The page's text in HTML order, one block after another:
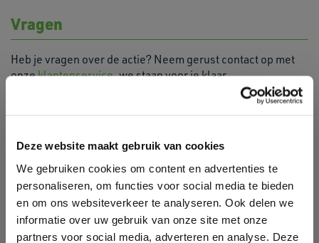
Deze website maakt gebruik van cookies
We gebruiken cookies om content en advertenties te
personaliseren, om functies voor social media te bieden
en om ons websiteverkeer te analyseren. Ook delen we
informatie over uw gebruik van onze site met onze
partners voor social media, adverteren en analyse. Deze
Vragen
Heb je vragen over de actie? Neem gerust contact op met
onzeklantenservice, we staan voor je klaar.